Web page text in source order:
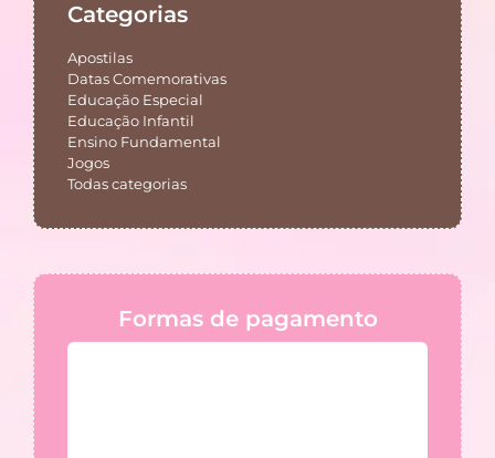
Categorias
Apostilas
Datas Comemorativas
Educação Especial
Educação Infantil
Ensino Fundamental
Jogos
Todas categorias
Formas de pagamento